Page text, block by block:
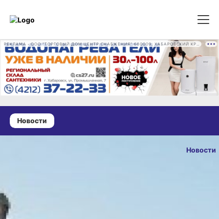
Новости
о жизни
нанайцев
Новости